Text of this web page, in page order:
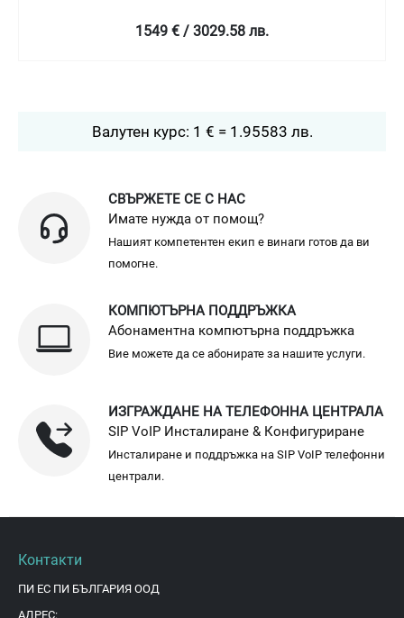
Валутен курс: 1 € = 1.95583 лв.
СВЪРЖЕТЕ СЕ С НАС
Имате нужда от помощ?
Нашият компетентен екип е винаги готов да ви
помогне.
КОМПЮТЪРНА ПОДДРЪЖКА
Абонаментна компютърна поддръжка
Вие можете да се абонирате за нашите услуги.
ИЗГРАЖДАНЕ НА ТЕЛЕФОННА ЦЕНТРАЛА
SIP VoIP Инсталиране & Конфигуриране
Инсталиране и поддръжка на SIP VoIP телефонни
централи.
Контакти
ПИ ЕС ПИ БЪЛГАРИЯ ООД
АДРЕС: